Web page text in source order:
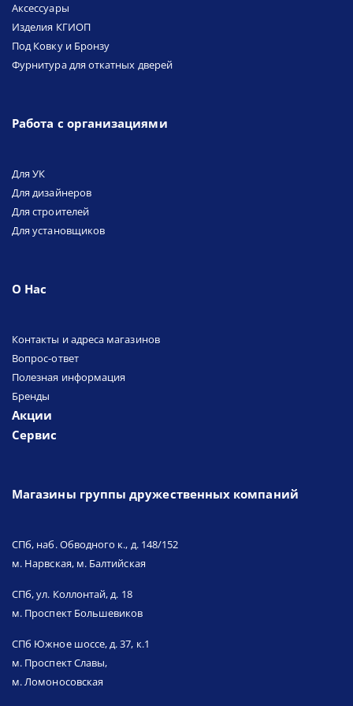
Аксессуары
Изделия КГИОП
Под Ковку и Бронзу
Фурнитура для откатных дверей
Работа с организациями
Для УК
Для дизайнеров
Для строителей
Для установщиков
О Нас
Контакты и адреса магазинов
Вопрос-ответ
Полезная информация
Бренды
Акции
Сервис
Магазины группы дружественных компаний
СПб, наб. Обводного к., д. 148/152
м. Нарвская, м. Балтийская
СПб, ул. Коллонтай, д. 18
м. Проспект Большевиков
СПб Южное шоссе, д. 37, к.1
м. Проспект Славы,
м. Ломоносовская